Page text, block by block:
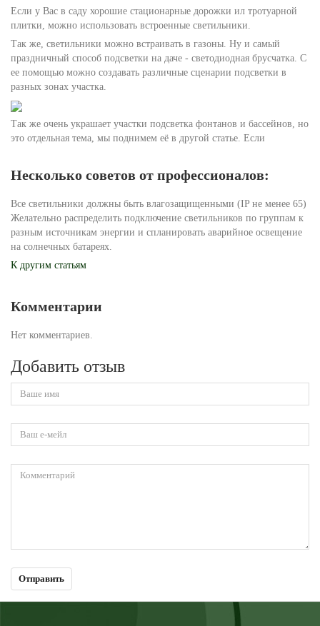
Если у Вас в саду хорошие стационарные дорожки ил тротуарной
плитки, можно использовать встроенные светильники.
Так же, светильники можно встраивать в газоны. Ну и самый
праздничный способ подсветки на даче - светодиодная брусчатка. С
ее помощью можно создавать различные сценарии подсветки в
разных зонах участка.
Так же очень украшает участки подсветка фонтанов и бассейнов, но
это отдельная тема, мы поднимем её в другой статье. Если
Несколько советов от профессионалов:
Все светильники должны быть влагозащищенными (IP не менее 65)
Желательно распределить подключение светильников по группам к
разным источникам энергии и спланировать аварийное освещение
на солнечных батареях.
К другим статьям
Комментарии
Нет комментариев.
Добавить отзыв